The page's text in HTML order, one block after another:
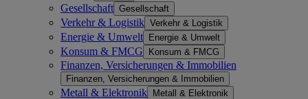
Gesellschaft Gesellschaft
Verkehr & Logistik Verkehr & Logistik
Energie & Umwelt Energie & Umwelt
Konsum & FMCG Konsum & FMCG
Finanzen, Versicherungen & Immobilien
Finanzen, Versicherungen & Immobilien
Metall & Elektronik Metall & Elektronik